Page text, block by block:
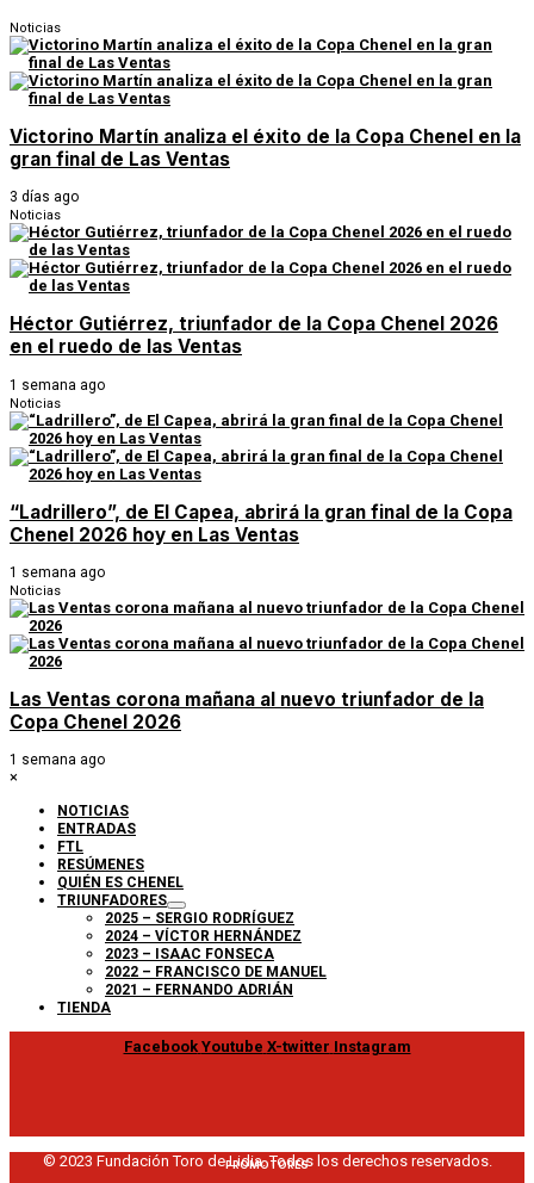
Noticias
Victorino Martín analiza el éxito de la Copa Chenel en la
gran final de Las Ventas
3 días ago
Noticias
Héctor Gutiérrez, triunfador de la Copa Chenel 2026
en el ruedo de las Ventas
1 semana ago
Noticias
“Ladrillero”, de El Capea, abrirá la gran final de la Copa
Chenel 2026 hoy en Las Ventas
1 semana ago
Noticias
Las Ventas corona mañana al nuevo triunfador de la
Copa Chenel 2026
1 semana ago
×
NOTICIAS
ENTRADAS
FTL
RESÚMENES
QUIÉN ES CHENEL
TRIUNFADORES
2025 – SERGIO RODRÍGUEZ
2024 – VÍCTOR HERNÁNDEZ
2023 – ISAAC FONSECA
2022 – FRANCISCO DE MANUEL
2021 – FERNANDO ADRIÁN
TIENDA
Facebook Youtube X-twitter Instagram
PROMOTORES
© 2023 Fundación Toro de Lidia. Todos los derechos reservados.